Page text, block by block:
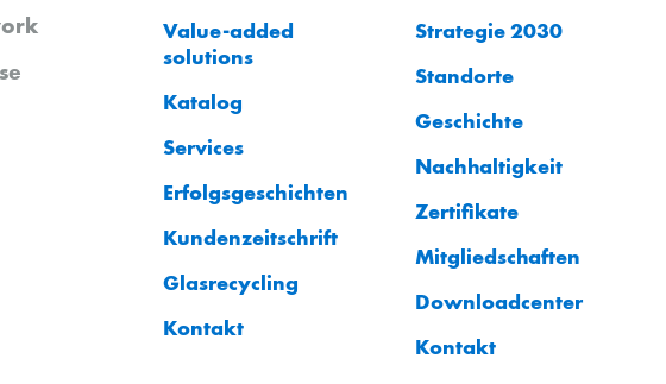
Value-added
solutions
Katalog
Services
Erfolgsgeschichten
Kundenzeitschrift
Glasrecycling
Kontakt
Strategie 2030
Standorte
Geschichte
Nachhaltigkeit
Zertifikate
Mitgliedschaften
Downloadcenter
Kontakt